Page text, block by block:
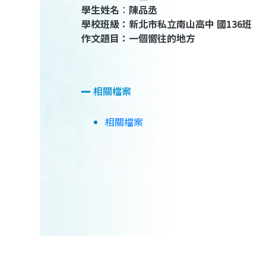
學生姓名 ： 陳品丞
學校班級 ：新北市私立南山高中 國136班
作文題目 ：一個嚮往的地方
相關檔案
相關檔案